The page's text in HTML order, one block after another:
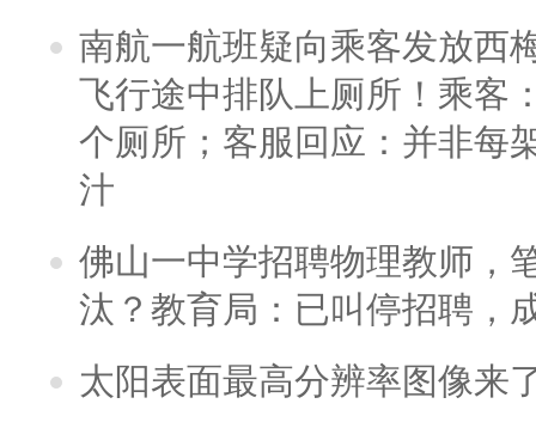
南航一航班疑向乘客发放西
飞行途中排队上厕所！乘客
个厕所；客服回应：并非每
汁
佛山一中学招聘物理教师，
汰？教育局：已叫停招聘，
太阳表面最高分辨率图像来